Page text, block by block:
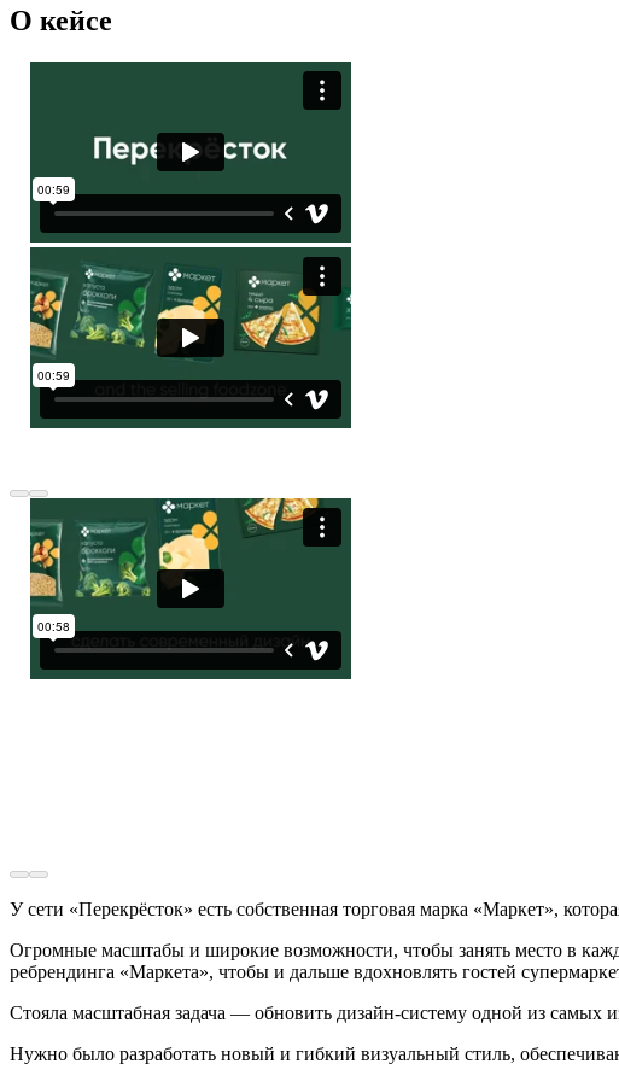
О кейсе
У сети «Перекрёсток» есть собственная торговая марка «Маркет»,
Огромные масштабы и широкие возможности, чтобы занять место в
ребрендинга «Маркета», чтобы и дальше вдохновлять гостей
Стояла масштабная задача — обновить дизайн-систему одной из самых
Нужно было разработать новый и гибкий визуальный стиль,